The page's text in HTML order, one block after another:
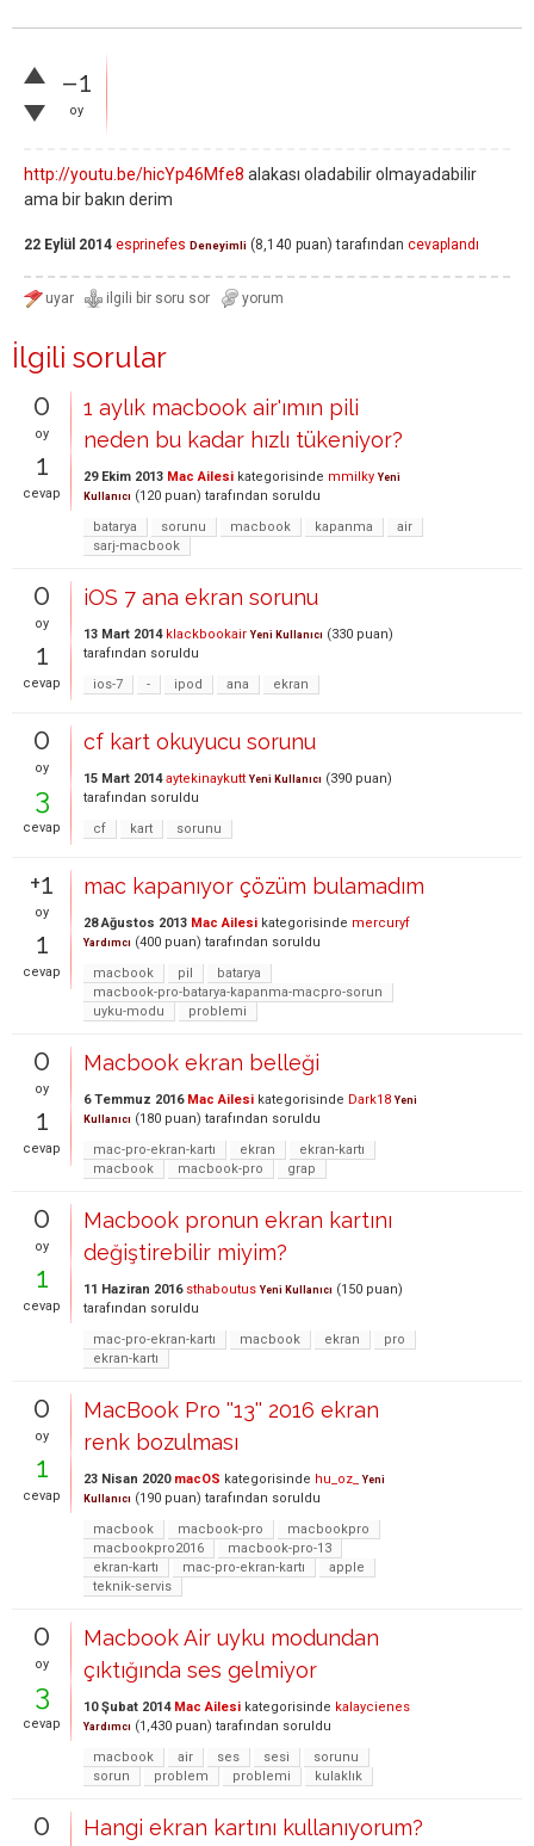
–1
oy
http://youtu.be/hicYp46Mfe8 alakası oladabilir olmayadabilir
ama bir bakın derim
22 Eylül 2014 esprinefes Deneyimli (8,140 puan) tarafından cevaplandı
İlgili sorular
0
oy
1
cevap
1 aylık macbook air'ımın pili
neden bu kadar hızlı tükeniyor?
29 Ekim 2013 Mac Ailesi kategorisinde mmilky Yeni
Kullanıcı (120 puan) tarafından soruldu
batarya
sorunu macbook kapanma
air
sarj-macbook
0
oy
1
cevap
iOS 7 ana ekran sorunu
13 Mart 2014 klackbookair Yeni Kullanıcı (330 puan)
tarafından soruldu
ios-7
- ipod ana ekran
0
oy
3
cevap
cf kart okuyucu sorunu
15 Mart 2014 aytekinaykutt Yeni Kullanıcı (390 puan)
tarafından soruldu
cf
kart sorunu
+1
oy
1
cevap
mac kapanıyor çözüm bulamadım
28 Ağustos 2013 Mac Ailesi kategorisinde mercuryf
Yardımcı (400 puan) tarafından soruldu
macbook
pil
batarya
macbook-pro-batarya-kapanma-macpro-sorun
uyku-modu
problemi
0
oy
1
cevap
Macbook ekran belleği
6 Temmuz 2016 Mac Ailesi kategorisinde Dark18 Yeni
Kullanıcı (180 puan) tarafından soruldu
mac-pro-ekran-kartı
ekran
ekran-kartı
macbook
macbook-pro grap
0
oy
1
cevap
Macbook pronun ekran kartını
değiştirebilir miyim?
11 Haziran 2016 sthaboutus Yeni Kullanıcı (150 puan)
tarafından soruldu
mac-pro-ekran-kartı
macbook ekran
pro
ekran-kartı
0
oy
1
cevap
MacBook Pro ''13'' 2016 ekran
renk bozulması
23 Nisan 2020 macOS kategorisinde hu_oz_
Yeni
Kullanıcı (190 puan) tarafından soruldu
macbook
macbook-pro
macbookpro
macbookpro2016
macbook-pro-13
ekran-kartı
mac-pro-ekran-kartı
apple
teknik-servis
0
oy
3
cevap
Macbook Air uyku modundan
çıktığında ses gelmiyor
10 Şubat 2014 Mac Ailesi kategorisinde kalaycienes
Yardımcı (1,430 puan) tarafından soruldu
macbook
air ses sesi
sorunu
sorun
problem problemi kulaklık
0 Hangi ekran kartını kullanıyorum?